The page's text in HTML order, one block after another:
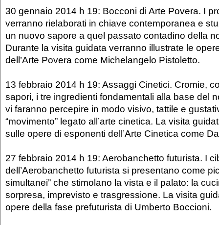
30 gennaio 2014 h 19: Bocconi di Arte Povera. I
verranno rielaborati in chiave contemporanea e
un nuovo sapore a quel passato contadino della
Durante la visita guidata verranno illustrate le
dell’Arte Povera come Michelangelo Pistoletto.
13 febbraio 2014 h 19: Assaggi Cinetici. Cromie,
sapori, i tre ingredienti fondamentali alla base del
vi faranno percepire in modo visivo, tattile e
“movimento” legato all’arte cinetica. La visita
sulle opere di esponenti dell’Arte Cinetica come
27 febbraio 2014 h 19: Aerobanchetto futurista. I
dell’Aerobanchetto futurista si presentano come
simultanei” che stimolano la vista e il palato: la
sorpresa, imprevisto e trasgressione. La visita
opere della fase prefuturista di Umberto Boccioni.